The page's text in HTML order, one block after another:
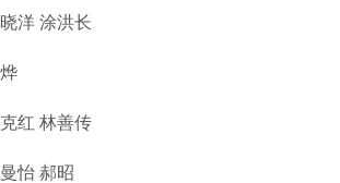
洋 涂洪长
红 林善传
怡 郝昭